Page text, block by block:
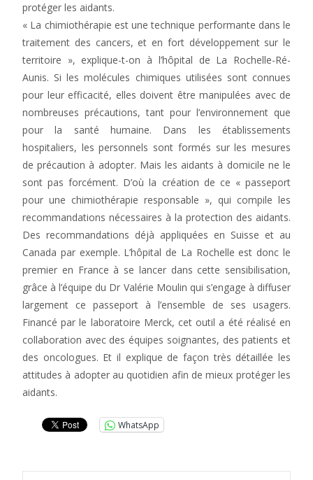
protéger les aidants.
« La chimiothérapie est une technique performante dans le
traitement des cancers, et en fort développement sur le
territoire », explique-t-on à l’hôpital de La Rochelle-Ré-
Aunis. Si les molécules chimiques utilisées sont connues
pour leur efficacité, elles doivent être manipulées avec de
nombreuses précautions, tant pour l’environnement que
pour la santé humaine. Dans les établissements
hospitaliers, les personnels sont formés sur les mesures
de précaution à adopter. Mais les aidants à domicile ne le
sont pas forcément. D’où la création de ce « passeport
pour une chimiothérapie responsable », qui compile les
recommandations nécessaires à la protection des aidants.
Des recommandations déjà appliquées en Suisse et au
Canada par exemple. L’hôpital de La Rochelle est donc le
premier en France à se lancer dans cette sensibilisation,
grâce à l’équipe du Dr Valérie Moulin qui s’engage à diffuser
largement ce passeport à l’ensemble de ses usagers.
Financé par le laboratoire Merck, cet outil a été réalisé en
collaboration avec des équipes soignantes, des patients et
des oncologues. Et il explique de façon très détaillée les
attitudes à adopter au quotidien afin de mieux protéger les
aidants.
WhatsApp